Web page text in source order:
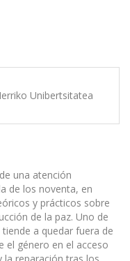
Unibertsitatea
una atención
de los noventa, en
y prácticos sobre
de la paz. Uno de
a quedar fuera de
el género en el acceso